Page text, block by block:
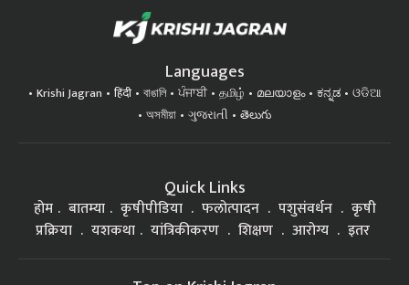
Languages
Krishi Jagran हिंदी বাঙালি ਪੰਜਾਬੀ தமிழ் മലയാളം ಕನ್ನಡ
ଓଡିଆ
অসমীয়া
ગુજરાતી తెలుగు
Quick Links
होम बातम्या कृषीपीडिया फलोत्पादन पशुसंवर्धन
कृषी
प्रक्रिया
यशकथा यांत्रिकीकरण शिक्षण आरोग्य इतर